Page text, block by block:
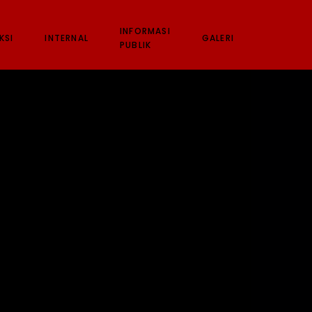
INTERNAL
INFORMASI
PUBLIK
GALERI